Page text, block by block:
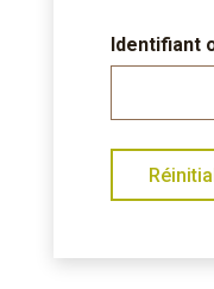
Identifiant